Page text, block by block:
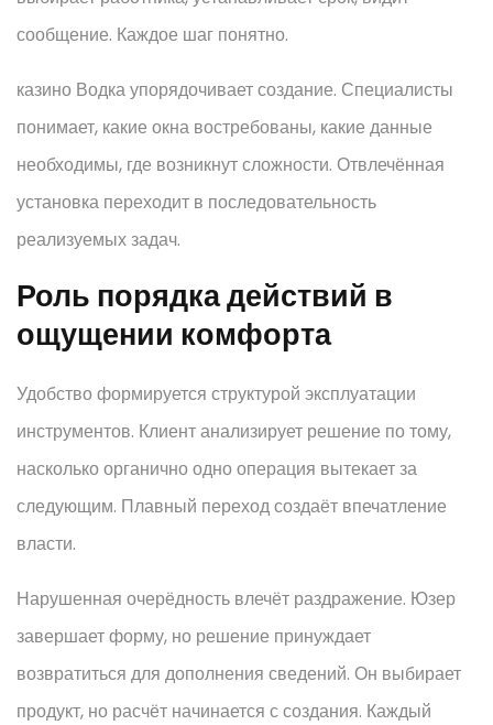
сообщение. Каждое шаг понятно.
казино Водка упорядочивает создание. Специалисты
понимает, какие окна востребованы, какие данные
необходимы, где возникнут сложности. Отвлечённая
установка переходит в последовательность
реализуемых задач.
Роль порядка действий в
ощущении комфорта
Удобство формируется структурой эксплуатации
инструментов. Клиент анализирует решение по тому,
насколько органично одно операция вытекает за
следующим. Плавный переход создаёт впечатление
власти.
Нарушенная очерёдность влечёт раздражение. Юзер
завершает форму, но решение принуждает
возвратиться для дополнения сведений. Он выбирает
продукт, но расчёт начинается с создания. Каждый